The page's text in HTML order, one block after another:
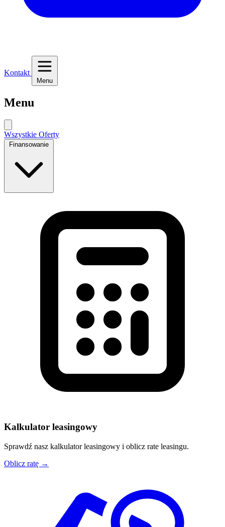
Kontakt
Menu
Menu
Wszystkie Oferty
Finansowanie
Kalkulator leasingowy
Sprawdź nasz kalkulator leasingowy i oblicz rate leasingu.
Oblicz ratę →